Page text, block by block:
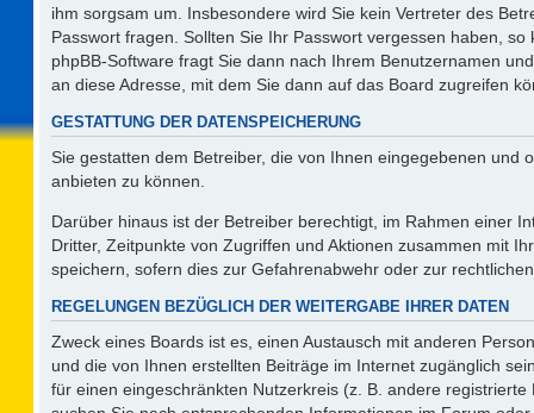
ihm sorgsam um. Insbesondere wird Sie kein Vertreter des
Passwort fragen. Sollten Sie Ihr Passwort vergessen haben,
phpBB-Software fragt Sie dann nach Ihrem Benutzernamen
an diese Adresse, mit dem Sie dann auf das Board zugreifen
GESTATTUNG DER DATENSPEICHERUNG
Sie gestatten dem Betreiber, die von Ihnen eingegebenen
anbieten zu können.
Darüber hinaus ist der Betreiber berechtigt, im Rahmen einer
Dritter, Zeitpunkte von Zugriffen und Aktionen zusammen mit
speichern, sofern dies zur Gefahrenabwehr oder zur
REGELUNGEN BEZÜGLICH DER WEITERGABE IHRER DATEN
Zweck eines Boards ist es, einen Austausch mit anderen
und die von Ihnen erstellten Beiträge im Internet zugänglich
für einen eingeschränkten Nutzerkreis (z. B. andere